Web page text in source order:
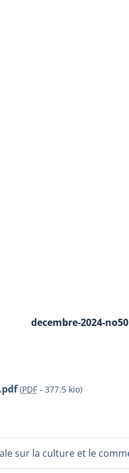
decembre-2024-
(PDF - 377.5 kio)
sur la culture et le